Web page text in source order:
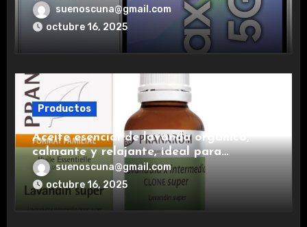
duradera y carga rápida para una
experiencia premium.
suenoscuna@gmail.com
octubre 16, 2025
Productos
Aceite esencial de lavanda orgánico,
calmante y relajante, ideal para
aromaterapia.
suenoscuna@gmail.com
octubre 16, 2025